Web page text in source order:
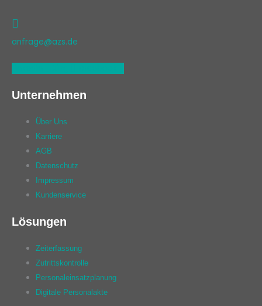
anfrage@azs.de
Unternehmen
Über Uns
Karriere
AGB
Datenschutz
Impressum
Kundenservice
Lösungen
Zeiterfassung
Zutrittskontrolle
Personaleinsatzplanung
Digitale Personalakte